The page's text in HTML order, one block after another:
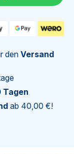
denVersand
Tagen
ab 40,00 €!